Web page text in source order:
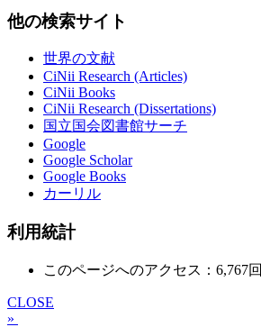
他の検索サイト
世界の文献
CiNii Research (Articles)
CiNii Books
CiNii Research (Dissertations)
国立国会図書館サーチ
Google
Google Scholar
Google Books
カーリル
利用統計
このページへのアクセス：6,767回
CLOSE
»